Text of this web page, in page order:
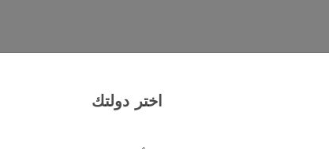
دون ترك أي دهون لاستعادة وتجديد الرطوبة المفقودة.
اختر دولتك